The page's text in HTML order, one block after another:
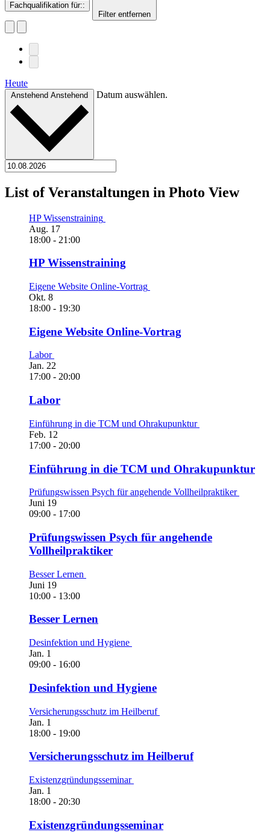
Fachqualifikation für::
Filter entfernen
Heute
Anstehend Anstehend Datum auswählen.
List of Veranstaltungen in Photo View
HP Wissenstraining
Aug. 17
18:00 - 21:00
HP Wissenstraining
Eigene Website Online-Vortrag
Okt. 8
18:00 - 19:30
Eigene Website Online-Vortrag
Labor
Jan. 22
17:00 - 20:00
Labor
Einführung in die TCM und Ohrakupunktur
Feb. 12
17:00 - 20:00
Einführung in die TCM und Ohrakupunktur
Prüfungswissen Psych für angehende Vollheilpraktiker
Juni 19
09:00 - 17:00
Prüfungswissen Psych für angehende
Vollheilpraktiker
Besser Lernen
Juni 19
10:00 - 13:00
Besser Lernen
Desinfektion und Hygiene
Jan. 1
09:00 - 16:00
Desinfektion und Hygiene
Versicherungsschutz im Heilberuf
Jan. 1
18:00 - 19:00
Versicherungsschutz im Heilberuf
Existenzgründungsseminar
Jan. 1
18:00 - 20:30
Existenzgründungsseminar